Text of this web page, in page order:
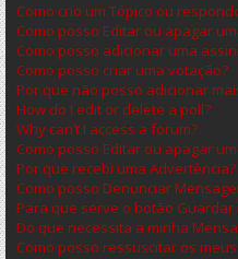
Como crio um Tópico ou
Como posso Editar ou apagar
Como posso adicionar uma
Como posso criar uma votação?
Por que não posso adicionar
How do I edit or delete a poll?
Why can’t I access a forum?
Como posso Editar ou apagar
Por que recebi uma Advertência?
Como posso Denunciar
Para que serve o botão
Do que necessita a minha
Como posso ressuscitar os